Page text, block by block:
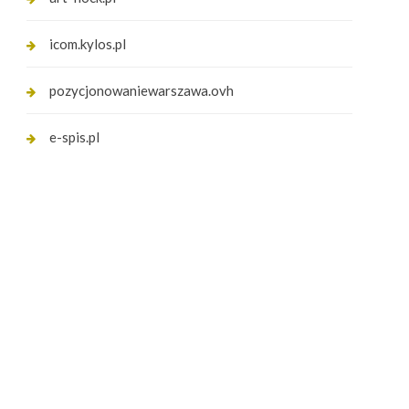
icom.kylos.pl
pozycjonowaniewarszawa.ovh
e-spis.pl